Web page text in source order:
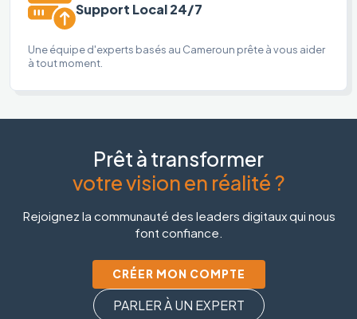
Support Local 24/7
Une équipe d'experts basés au Cameroun prête à vous aider
à tout moment.
Prêt à transformer
votre vision en réalité ?
Rejoignez la communauté des leaders digitaux qui nous
font confiance.
CRÉER MON COMPTE
PARLER À UN EXPERT